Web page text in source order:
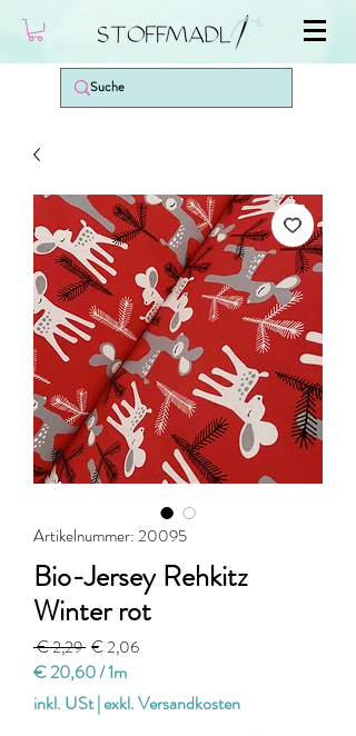
Artikelnummer: 20095
Bio-Jersey Rehkitz
Winter rot
€ 2,29 Standardpreis
€ 2,06Sale-
€ 20,60/1m
€ 20,60
pro
inkl. USt|exkl. Versandkosten